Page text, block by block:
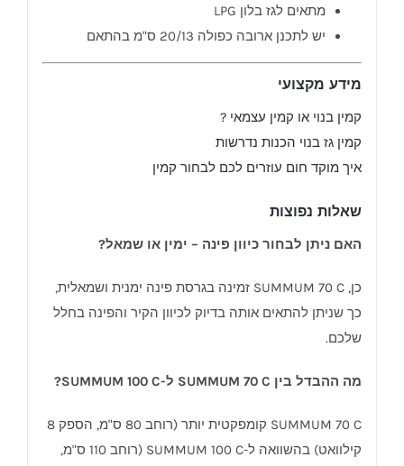
מתאים לגז בלון LPG
יש לתכנן ארובה כפולה 20/13 ס"מ בהתאם
מידע מקצועי
קמין בנוי או קמין עצמאי ?
קמין גז בנוי הכנות נדרשות
איך מוקד חום עוזרים לכם לבחור קמין
שאלות נפוצות
האם ניתן לבחור כיוון פינה – ימין או שמאל?
כן, SUMMUM 70 C זמינה בגרסת פינה ימנית ושמאלית,
כך שניתן להתאים אותה בדיוק לכיוון הקיר והפינה בחלל
שלכם.
מה ההבדל בין SUMMUM 70 C ל-SUMMUM 100 C?
SUMMUM 70 C קומפקטית יותר (רוחב 80 ס"מ, הספק 8
קילוואט) בהשוואה ל-SUMMUM 100 C (רוחב 110 ס"מ,